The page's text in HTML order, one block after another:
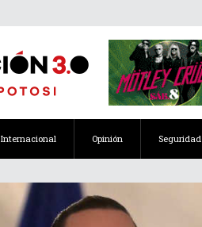
Internacional Opinión Seguridad